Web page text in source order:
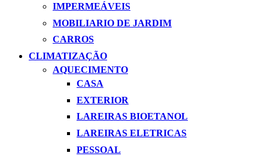
IMPERMEÁVEIS
MOBILIARIO DE JARDIM
CARROS
CLIMATIZAÇÃO
AQUECIMENTO
CASA
EXTERIOR
LAREIRAS BIOETANOL
LAREIRAS ELETRICAS
PESSOAL